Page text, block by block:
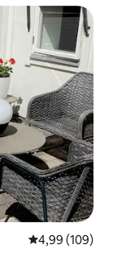
Gemiddelde
4,99 (109)